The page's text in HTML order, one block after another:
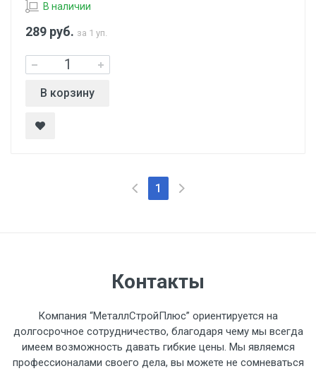
В наличии
289 руб. за 1 уп.
В корзину
1
Контакты
Компания “МеталлСтройПлюс” ориентируется на
долгосрочное сотрудничество, благодаря чему мы всегда
имеем возможность давать гибкие цены. Мы являемся
профессионалами своего дела, вы можете не сомневаться